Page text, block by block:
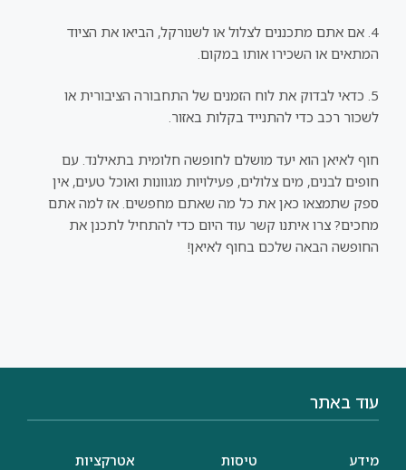
4. אם אתם מתכננים לצלול או לשנורקל, הביאו את הציוד
המתאים או השכירו אותו במקום.
5. כדאי לבדוק את לוח הזמנים של התחבורה הציבורית או
לשכור רכב כדי להתנייד בקלות באזור.
חוף לאיאן הוא יעד מושלם לחופשה חלומית בתאילנד. עם
חופים לבנים, מים צלולים, פעילויות מגוונות ואוכל טעים, אין
ספק שתמצאו כאן את כל מה שאתם מחפשים. אז למה אתם
מחכים? צרו איתנו קשר עוד היום כדי להתחיל לתכנן את
החופשה הבאה שלכם בחוף לאיאן!
עוד באתר
מידע
טיסות
אטרקציות